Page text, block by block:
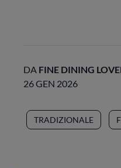
DA FINE DINING
26 GEN 2026
TRADIZIONALE